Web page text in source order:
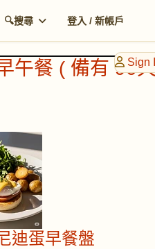
🔍搜尋 登入 / 新帳戶
Sign
午餐 ( 備有 90
迪蛋早餐盤